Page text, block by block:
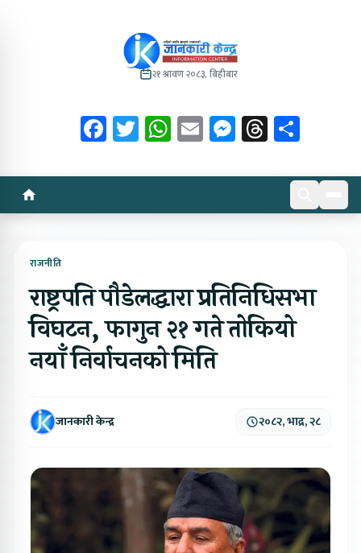
२१ श्रावण २०८३, बिहीबार
Facebook
Twitter
WhatsApp
EmailMessenger
Threads
राजनीति
राष्ट्रपति पौडेलद्धारा प्रतिनिधिसभा
विघटन, फागुन २१ गते तोकियो
नयाँ निर्वाचनको मिति
जानकारी केन्द्र २०८२, भाद्र, २८